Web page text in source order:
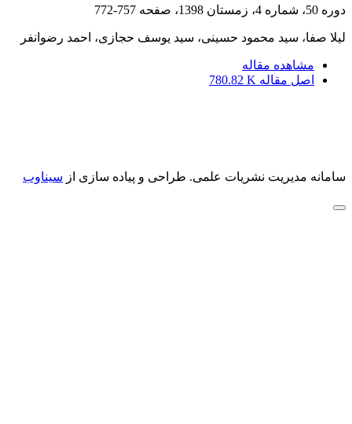
دوره 50، شماره 4، زمستان 1398، صفحه 757-772
لیلا صفا، سید محمود حسینی، سید یوسف حجازی، احمد رضوانفر
مشاهده مقاله
اصل مقاله 780.82 K
سامانه مدیریت نشریات علمی. طراحی و پیاده سازی از سیناوب